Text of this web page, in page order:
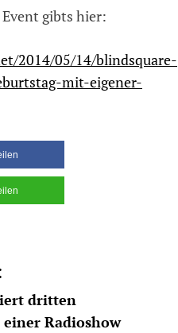
gibts hier:
2014/05/14/blindsquare-
mit-eigener-
dritten
Radioshow